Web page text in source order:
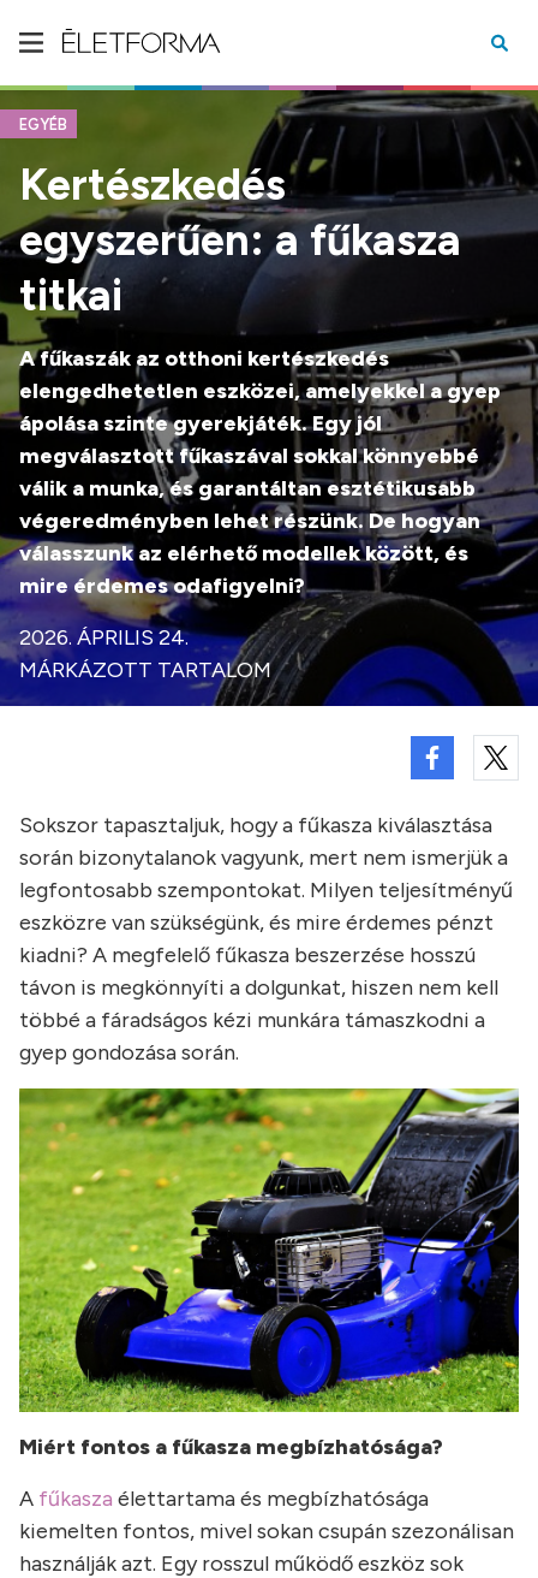
EGYÉB
Kertészkedés
egyszerűen: a fűkasza
titkai
A fűkaszák az otthoni kertészkedés
elengedhetetlen eszközei, amelyekkel a gyep
ápolása szinte gyerekjáték. Egy jól
megválasztott fűkaszával sokkal könnyebbé
válik a munka, és garantáltan esztétikusabb
végeredményben lehet részünk. De hogyan
válasszunk az elérhető modellek között, és
mire érdemes odafigyelni?
2026. ÁPRILIS 24.
MÁRKÁZOTT TARTALOM
Sokszor tapasztaljuk, hogy a fűkasza kiválasztása
során bizonytalanok vagyunk, mert nem ismerjük a
legfontosabb szempontokat. Milyen teljesítményű
eszközre van szükségünk, és mire érdemes pénzt
kiadni? A megfelelő fűkasza beszerzése hosszú
távon is megkönnyíti a dolgunkat, hiszen nem kell
többé a fáradságos kézi munkára támaszkodni a
gyep gondozása során.
Miért fontos a fűkasza megbízhatósága?
A fűkasza élettartama és megbízhatósága
kiemelten fontos, mivel sokan csupán szezonálisan
használják azt. Egy rosszul működő eszköz sok